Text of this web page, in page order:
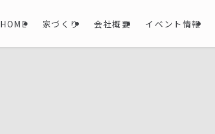
HOME 家づくり 会社概要 イベント情報